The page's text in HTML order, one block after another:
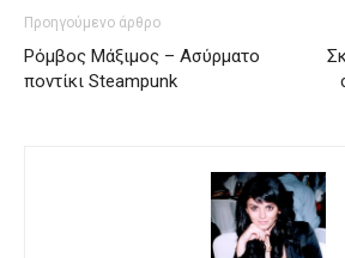
Προηγούμενο άρθρο
Ρόμβος Μάξιμος – Ασύρματο
ποντίκι Steampunk